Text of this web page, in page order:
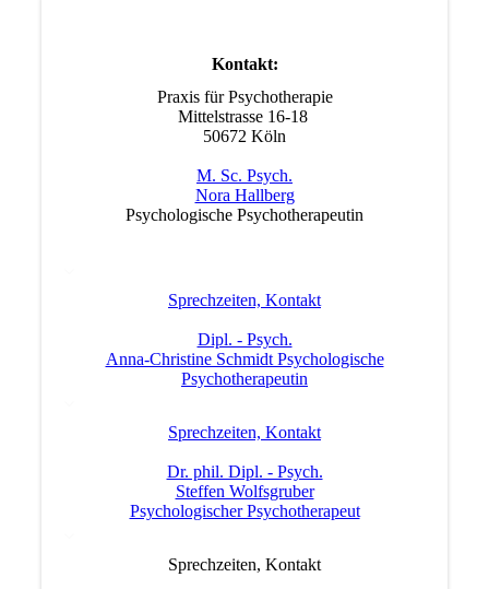
Kontakt:
Praxis für Psychotherapie
Mittelstrasse 16-18
50672 Köln
M. Sc. Psych.
Nora Hallberg
Psychologische Psychotherapeutin
Sprechzeiten, Kontakt
Dipl. - Psych.
Anna-Christine Schmidt Psychologische
Psychotherapeutin
Sprechzeiten, Kontakt
Dr. phil. Dipl. - Psych.
Steffen Wolfsgruber
Psychologischer Psychotherapeut
Sprechzeiten, Kontakt